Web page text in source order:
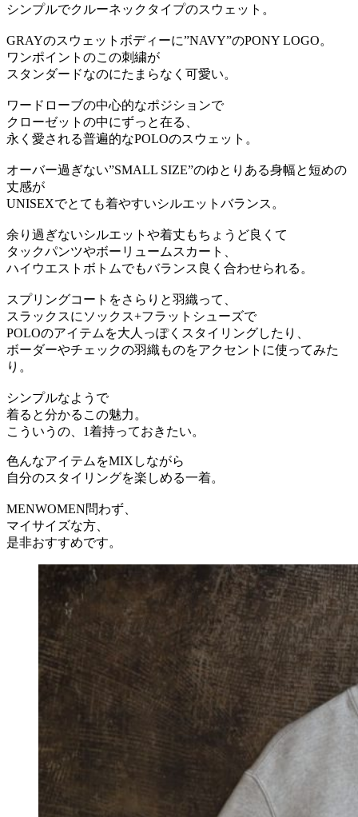
シンプルでクルーネックタイプのスウェット。
GRAYのスウェットボディーに”NAVY”のPONY LOGO。
ワンポイントのこの刺繍が
スタンダードなのにたまらなく可愛い。
ワードローブの中心的なポジションで
クローゼットの中にずっと在る、
永く愛される普遍的なPOLOのスウェット。
オーバー過ぎない”SMALL SIZE”のゆとりある身幅と短めの
丈感が
UNISEXでとても着やすいシルエットバランス。
余り過ぎないシルエットや着丈もちょうど良くて
タックパンツやボーリュームスカート、
ハイウエストボトムでもバランス良く合わせられる。
スプリングコートをさらりと羽織って、
スラックスにソックス+フラットシューズで
POLOのアイテムを大人っぽくスタイリングしたり、
ボーダーやチェックの羽織ものをアクセントに使ってみた
り。
シンプルなようで
着ると分かるこの魅力。
こういうの、1着持っておきたい。
色んなアイテムをMIXしながら
自分のスタイリングを楽しめる一着。
MENWOMEN問わず、
マイサイズな方、
是非おすすめです。